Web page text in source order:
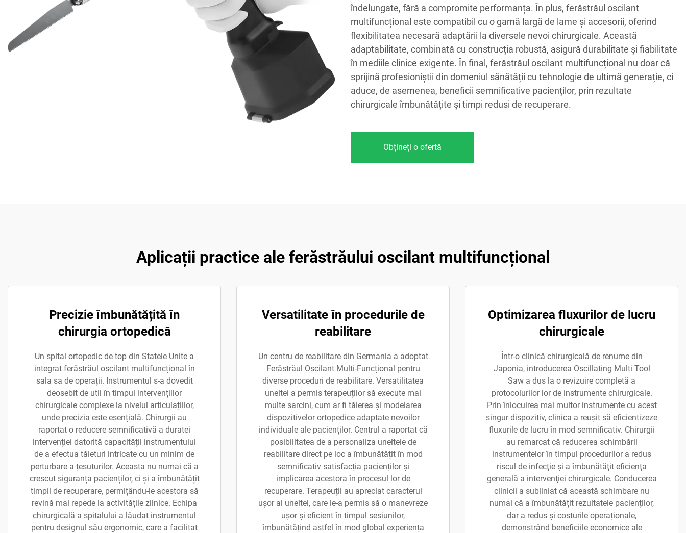
îndelungate, fără a compromite performanța. În plus, ferăstrăul oscilant
multifuncțional este compatibil cu o gamă largă de lame și accesorii, oferind
flexibilitatea necesară adaptării la diversele nevoi chirurgicale. Această
adaptabilitate, combinată cu construcția robustă, asigură durabilitate și fiabilitate
în mediile clinice exigente. În final, ferăstrăul oscilant multifuncțional nu doar că
sprijină profesioniștii din domeniul sănătății cu tehnologie de ultimă generație, ci
aduce, de asemenea, beneficii semnificative pacienților, prin rezultate
chirurgicale îmbunătățite și timpi redusi de recuperare.
Obțineți o ofertă
Aplicații practice ale ferăstrăului oscilant multifuncțional
Precizie îmbunătățită în
chirurgia ortopedică
Un spital ortopedic de top din Statele Unite a
integrat ferăstrăul oscilant multifuncțional în
sala sa de operații. Instrumentul s-a dovedit
deosebit de util în timpul intervențiilor
chirurgicale complexe la nivelul articulațiilor,
unde precizia este esențială. Chirurgii au
raportat o reducere semnificativă a duratei
intervenției datorită capacității instrumentului
de a efectua tăieturi intricate cu un minim de
perturbare a țesuturilor. Aceasta nu numai că a
crescut siguranța pacienților, ci și a îmbunătățit
timpii de recuperare, permițându-le acestora să
revină mai repede la activitățile zilnice. Echipa
chirurgicală a spitalului a lăudat instrumentul
pentru designul său ergonomic, care a facilitat
Versatilitate în procedurile de
reabilitare
Un centru de reabilitare din Germania a adoptat
Ferăstrăul Oscilant Multi-Funcțional pentru
diverse proceduri de reabilitare. Versatilitatea
uneltei a permis terapeuților să execute mai
multe sarcini, cum ar fi tăierea și modelarea
dispozitivelor ortopedice adaptate nevoilor
individuale ale pacienților. Centrul a raportat că
posibilitatea de a personaliza uneltele de
reabilitare direct pe loc a îmbunătățit în mod
semnificativ satisfacția pacienților și
implicarea acestora în procesul lor de
recuperare. Terapeuții au apreciat caracterul
ușor al uneltei, care le-a permis să o manevreze
ușor și eficient în timpul sesiunilor,
îmbunătățind astfel în mod global experiența
Optimizarea fluxurilor de lucru
chirurgicale
Într-o clinică chirurgicală de renume din
Japonia, introducerea Oscillating Multi Tool
Saw a dus la o revizuire completă a
protocolurilor lor de instrumente chirurgicale.
Prin înlocuirea mai multor instrumente cu acest
singur dispozitiv, clinica a reușit să eficientizeze
fluxurile de lucru în mod semnificativ. Chirurgii
au remarcat că reducerea schimbării
instrumentelor în timpul procedurilor a redus
riscul de infecţie şi a îmbunătăţit eficienţa
generală a intervenţiei chirurgicale. Conducerea
clinicii a subliniat că această schimbare nu
numai că a îmbunătățit rezultatele pacienților,
dar a redus și costurile operaționale,
demonstrând beneficiile economice ale